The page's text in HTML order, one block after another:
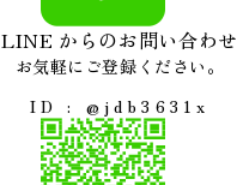
LINE からのお問い合わせ
お気軽にご登録ください。
ID : @jdb3631x